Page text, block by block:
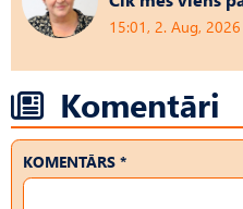
15:01, 2. Aug, 2026
Komentāri
KOMENTĀRS *